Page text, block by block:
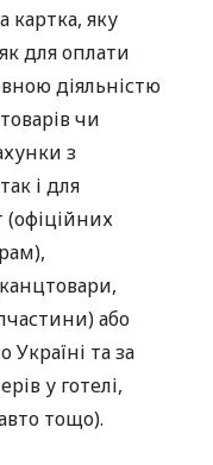
картка, яку
для оплати
діяльністю
чи
з
і для
або
та за
у готелі,
тощо).